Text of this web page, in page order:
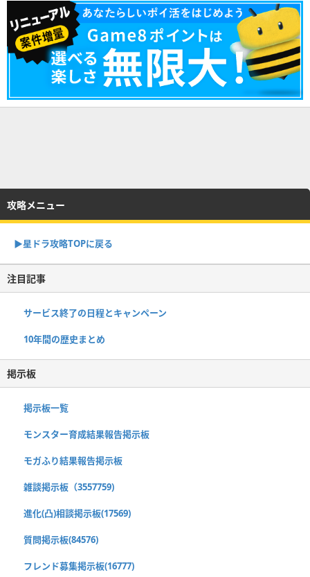
攻略メニュー
▶︎星ドラ攻略TOPに戻る
注目記事
サービス終了の日程とキャンペーン
10年間の歴史まとめ
掲示板
掲示板一覧
モンスター育成結果報告掲示板
モガふり結果報告掲示板
雑談掲示板（3557759)
進化(凸)相談掲示板(17569)
質問掲示板(84576)
フレンド募集掲示板(16777)